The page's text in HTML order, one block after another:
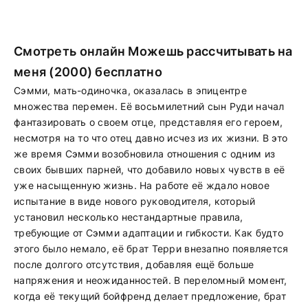
Смотреть онлайн Можешь рассчитывать на
меня (2000) бесплатно
Сэмми, мать-одиночка, оказалась в эпицентре
множества перемен. Её восьмилетний сын Руди начал
фантазировать о своем отце, представляя его героем,
несмотря на то что отец давно исчез из их жизни. В это
же время Сэмми возобновила отношения с одним из
своих бывших парней, что добавило новых чувств в её
уже насыщенную жизнь. На работе её ждало новое
испытание в виде нового руководителя, который
установил несколько нестандартные правила,
требующие от Сэмми адаптации и гибкости. Как будто
этого было немало, её брат Терри внезапно появляется
после долгого отсутствия, добавляя ещё больше
напряжения и неожиданностей. В переломный момент,
когда её текущий бойфренд делает предложение, брат